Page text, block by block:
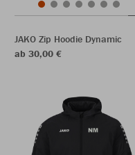
JAKO Zip Hoodie Dynamic
ab 30,00 €